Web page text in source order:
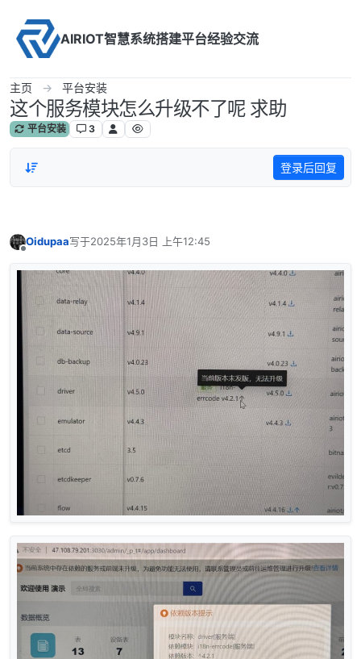
AIRIOT智慧系统搭建平台经验交流
主页 平台安装
这个服务模块怎么升级不了呢 求助
平台安装 3
登录后回复
Oidupaa写于2025年1月3日 上午12:45
最后由 编辑